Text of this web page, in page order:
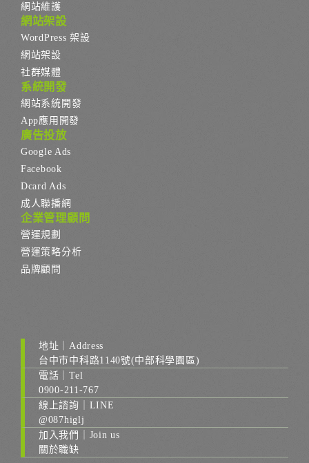
網站維護
網站架設
WordPress 架設
網站架設
社群媒體
系統開發
網站系統開發
App應用開發
廣告投放
Google Ads
Facebook
Dcard Ads
成人聯播網
企業管理顧問
營運規劃
營運策略分析
品牌顧問
地址｜Address
台中市中科路1140號(中部科學園區)
電話｜Tel
0900-211-767
線上諮詢｜LINE
@087higlj
加入我們｜Join us
關於職缺